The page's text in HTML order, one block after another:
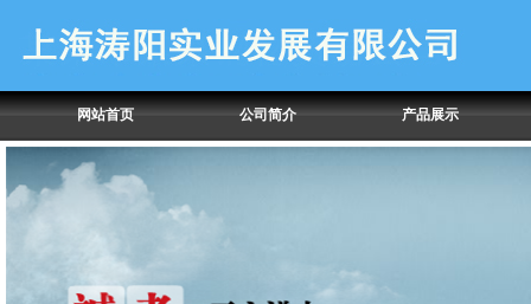
网站首页 公司简介 产品展示